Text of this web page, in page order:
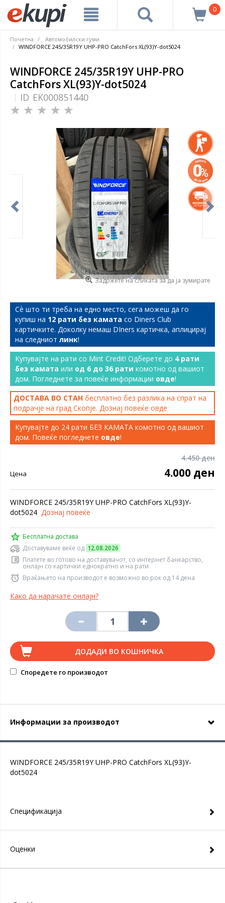
0
Почетна
Автомобилски гуми
WINDFORCE 245/35R19Y UHP-PRO CatchFors XL(93)Y-dot5024
WINDFORCE 245/35R19Y UHP-PRO
CatchFors XL(93)Y-dot5024
ID EK000851440
Задржете на сликата за да ја зумирате
Сѐ што ти треба на едно место, сега можеш да го
купиш на 12 рати без камата со Diners Club
картичките. Доколку немаш DIners картичка, аплицирај
на следниот линк!
Купувајте на рати со Mint Credit! Одберете до 4 рати
без камата или од 6 до 36 рати комотно од вашиот
дом. Погледнете за повеќе информации овде!
ДОСТАВА ВО СТАН бесплатно без разлика на спрат на
подрачје на град Скопје. Дознај повеќе овде
Купувајте до 24 рати БЕЗ КАМАТА комотно од вашиот
дом. Повеќе погледнете овде!
4.450 ден
Цена 4.000 ден
WINDFORCE 245/35R19Y UHP-PRO CatchFors XL(93)Y-
dot5024 Дознај повеќе
Бесплатна достава
Доставуваме веќе од 12.08.2026
Платете во готово на доставувачот, со интернет банкарство,
онлајн со картички еднократно и на рати
Враќањето на производот е возможно во рок од 14 дена
Како да нарачате онлајн?
ДОДАДИ ВО КОШНИЧКА
Споредете го производот
Информации за производот
WINDFORCE 245/35R19Y UHP-PRO CatchFors XL(93)Y-
dot5024
Спецификација
Оценки